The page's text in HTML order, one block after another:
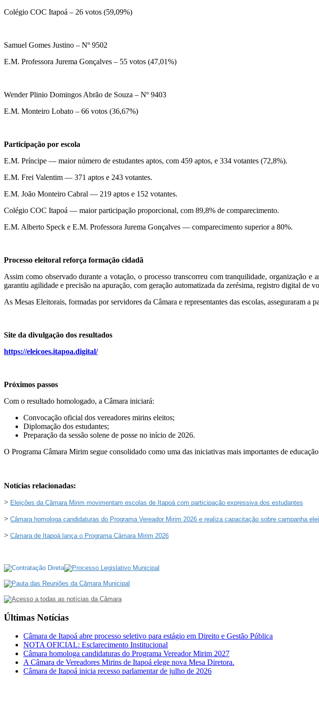
Colégio COC Itapoá – 26 votos (59,09%)
Samuel Gomes Justino – Nº 9502
E.M. Professora Jurema Gonçalves – 55 votos (47,01%)
Wender Plinio Domingos Abrão de Souza – Nº 9403
E.M. Monteiro Lobato – 66 votos (36,67%)
Participação por escola
E.M. Príncipe — maior número de estudantes aptos, com 459 aptos, e 334 votantes (72,8%).
E.M. Frei Valentim — 371 aptos e 243 votantes.
E.M. João Monteiro Cabral — 219 aptos e 152 votantes.
Colégio COC Itapoá — maior participação proporcional, com 89,8% de comparecimento.
E.M. Alberto Speck e E.M. Professora Jurema Gonçalves — comparecimento superior a 80%.
Processo eleitoral reforça formação cidadã
Assim como observado durante a votação, o processo transcorreu com tranquilidade, organização
garantiu agilidade e precisão na apuração, com geração automatizada da zerésima, registro digital de
As Mesas Eleitorais, formadas por servidores da Câmara e representantes das escolas, asseguraram a
Site da divulgação dos resultados
https://eleicoes.itapoa.digital/
Próximos passos
Com o resultado homologado, a Câmara iniciará:
Convocação oficial dos vereadores mirins eleitos;
Diplomação dos estudantes;
Preparação da sessão solene de posse no início de 2026.
O Programa Câmara Mirim segue consolidado como uma das iniciativas mais importantes de
Notícias relacionadas:
> Eleições da Câmara Mirim movimentam escolas de Itapoá com participação expressiva dos estudantes
> Câmara homologa candidaturas do Programa Vereador Mirim 2026 e realiza capacitação sobre campanha
> Câmara de Itapoá lança o Programa Câmara Mirim 2026
Últimas Notícias
Câmara de Itapoá abre processo seletivo para estágio em Direito e Gestão Pública
NOTA OFICIAL: Esclarecimento Institucional
Câmara homologa candidaturas do Programa Vereador Mirim 2027
A Câmara de Vereadores Mirins de Itapoá elege nova Mesa Diretora.
Câmara de Itapoá inicia recesso parlamentar de julho de 2026